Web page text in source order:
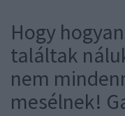
Hogy
találtak
nem
mesélnek!